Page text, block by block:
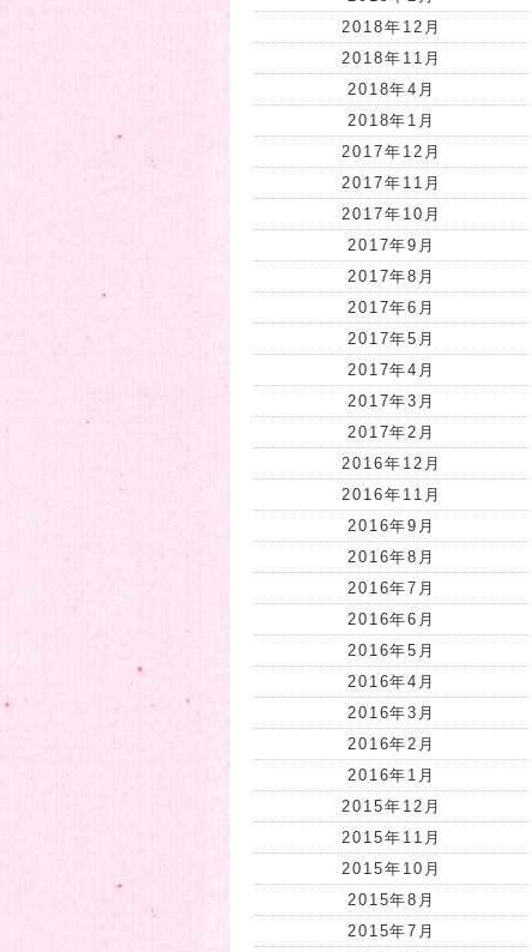
2018年12月
2018年11月
2018年4月
2018年1月
2017年12月
2017年11月
2017年10月
2017年9月
2017年8月
2017年6月
2017年5月
2017年4月
2017年3月
2017年2月
2016年12月
2016年11月
2016年9月
2016年8月
2016年7月
2016年6月
2016年5月
2016年4月
2016年3月
2016年2月
2016年1月
2015年12月
2015年11月
2015年10月
2015年8月
2015年7月